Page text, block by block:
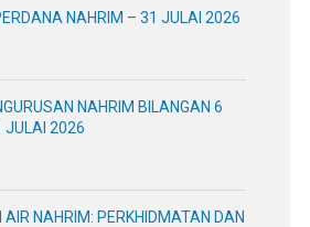
NAHRIM – 31 JULAI 2026
NAHRIM BILANGAN 6
JULAI 2026
NAHRIM: PERKHIDMATAN DAN